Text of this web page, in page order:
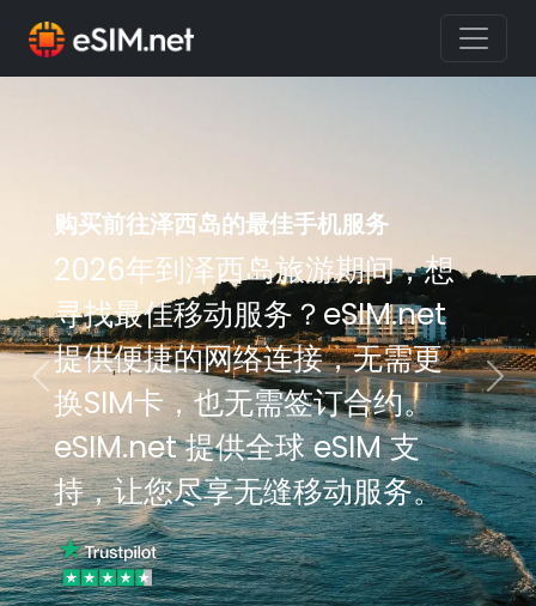
购买前往泽西岛的最佳手机服务
2026年到泽西岛旅游期间，想
寻找最佳移动服务？eSIM.net
提供便捷的网络连接，无需更
换SIM卡，也无需签订合约。
eSIM.net 提供全球 eSIM 支
持，让您尽享无缝移动服务。
Previous Next